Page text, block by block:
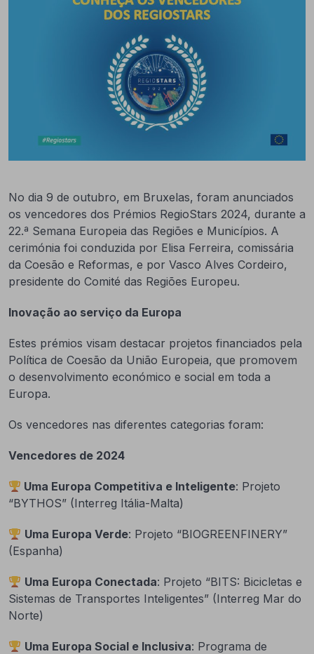
No dia 9 de outubro, em Bruxelas, foram anunciados
os vencedores dos Prémios RegioStars 2024, durante a
22.ª Semana Europeia das Regiões e Municípios. A
cerimónia foi conduzida por Elisa Ferreira, comissária
da Coesão e Reformas, e por Vasco Alves Cordeiro,
presidente do Comité das Regiões Europeu.
Inovação ao serviço da Europa
Estes prémios visam destacar projetos financiados pela
Política de Coesão da União Europeia, que promovem
o desenvolvimento económico e social em toda a
Europa.
Os vencedores nas diferentes categorias foram:
Vencedores de 2024
Uma Europa Competitiva e Inteligente: Projeto
“BYTHOS” (Interreg Itália-Malta)
Uma Europa Verde: Projeto “BIOGREENFINERY”
(Espanha)
Uma Europa Conectada: Projeto “BITS: Bicicletas e
Sistemas de Transportes Inteligentes” (Interreg Mar do
Norte)
Uma Europa Social e Inclusiva: Programa de